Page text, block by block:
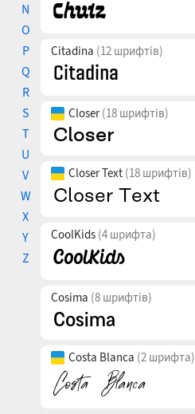
N
O
P
Q
R
S
T
U
V
W
X
Y
Z
Citadina (12 шрифтів)
Closer(18 шрифтів)
Closer Text (18 шрифтів)
CoolKids (4 шрифта)
Cosima (8 шрифтів)
Costa Blanca (2 шрифта)